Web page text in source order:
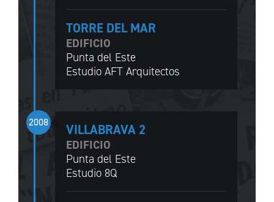
TORRE DEL MAR
EDIFICIO
Punta del Este
Estudio AFT Arquitectos
2008 VILLABRAVA 2
EDIFICIO
Punta del Este
Estudio 8Q